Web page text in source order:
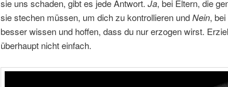
sie uns schaden, gibt es jede Antwort. Ja, bei Eltern, die
sie stechen müssen, um dich zu kontrollieren undNein,
besser wissen und hoffen, dass du nur erzogen wirst.
überhaupt nicht einfach.